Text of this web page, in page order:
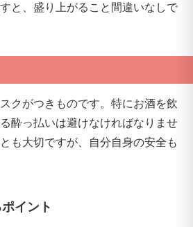
と、盛り上がること間違いなしで
クがつきものです。特にお酒を飲
酔っ払いは避けなければなりませ
も大切ですが、自分自身の安全も
イント